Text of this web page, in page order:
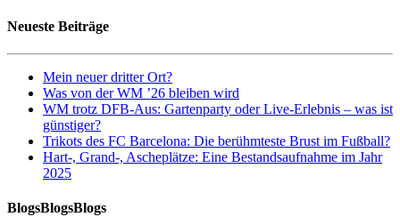
Neueste Beiträge
Mein neuer dritter Ort?
Was von der WM ’26 bleiben wird
WM trotz DFB-Aus: Gartenparty oder Live-Erlebnis – was ist
günstiger?
Trikots des FC Barcelona: Die berühmteste Brust im Fußball?
Hart-, Grand-, Ascheplätze: Eine Bestandsaufnahme im Jahr
2025
BlogsBlogsBlogs